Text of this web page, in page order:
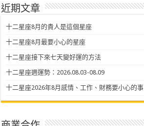
近期文章
十二星座8月的貴人是這個星座
十二星座8月最要小心的星座
十二星座接下來七天變好運的方法
十二星座週運勢：2026.08.03-08.09
十二星座2026年8月感情、工作、財務要小心的事